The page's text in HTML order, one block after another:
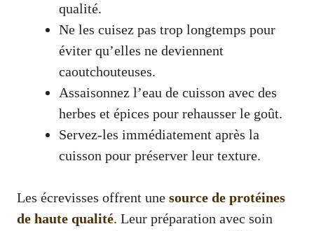
qualité.
Ne les cuisez pas trop longtemps pour
éviter qu’elles ne deviennent
caoutchouteuses.
Assaisonnez l’eau de cuisson avec des
herbes et épices pour rehausser le goût.
Servez-les immédiatement après la
cuisson pour préserver leur texture.
Les écrevisses offrent une source de protéines
de haute qualité. Leur préparation avec soin